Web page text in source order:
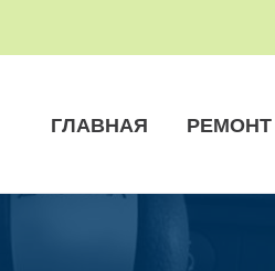
ГЛАВНАЯ РЕМОНТ